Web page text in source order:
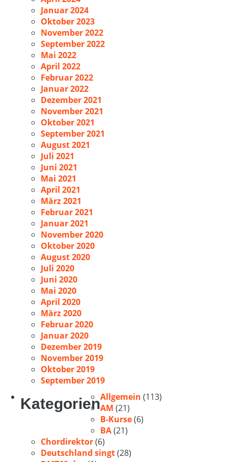
Januar 2024
Oktober 2023
November 2022
September 2022
Mai 2022
April 2022
Februar 2022
Januar 2022
Dezember 2021
November 2021
Oktober 2021
September 2021
August 2021
Juli 2021
Juni 2021
Mai 2021
April 2021
März 2021
Februar 2021
Januar 2021
November 2020
Oktober 2020
August 2020
Juli 2020
Juni 2020
Mai 2020
April 2020
März 2020
Februar 2020
Januar 2020
Dezember 2019
November 2019
Oktober 2019
September 2019
KategorienAllgemein (113)
AM (21)
B-Kurse(6)
BA(21)
Chordirektor(6)
Deutschland singt(28)